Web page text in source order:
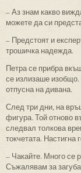
– Аз знам какво
можете да си
– Предстоят и
трошичка надежда.
Петра се прибра
се излизаше
отпусна на дивана.
След три дни, на
фигура. Той отново
следвал толкова
токчетата. Настигна
– Чакайте. Много се
Съжалявам за